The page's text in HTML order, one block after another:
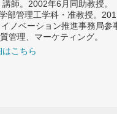
師。2002年6月同助教授。
部管理工学科・准教授。
ノベーション推進事務局
管理、マーケティング。
こちら